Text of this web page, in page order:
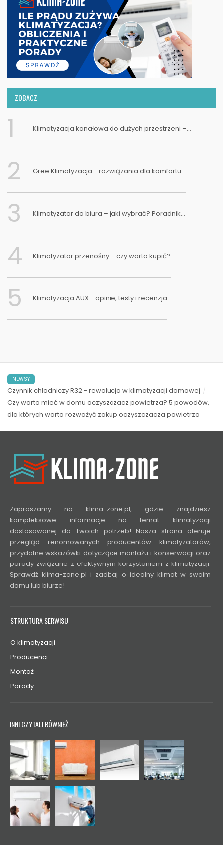
ZOBACZ
1 Klimatyzacja kanałowa do dużych przestrzeni –...
2 Gree Klimatyzacja - rozwiązania dla komfortu...
3 Klimatyzator do biura – jaki wybrać? Poradnik...
4 Klimatyzator przenośny – czy warto kupić?
5 Klimatyzacja AUX - opinie, testy i recenzja
NEWSY
Czynnik chłodniczy R32 - rewolucja w klimatyzacji domowej
Czy warto mieć w domu oczyszczacz powietrza? 5 powodów,
dla których warto rozważyć zakup oczyszczacza powietrza
Zapraszamy na klima-zone.pl, gdzie znajdziesz
kompleksowe informacje na temat klimatyzacji
dostosowanej do Twoich potrzeb! Nasza strona oferuje
przegląd renomowanych producentów klimatyzatorów,
przydatne wskazówki dotyczące montażu i konserwacji oraz
porady związane z efektywnym korzystaniem z klimatyzacji.
Sprawdź klima-zone.pl i zadbaj o idealny klimat w swoim
domu lub biurze!
STRUKTURA SERWISU
O klimatyzacji
Producenci
Montaż
Porady
INNI CZYTALI RÓWNIEŻ